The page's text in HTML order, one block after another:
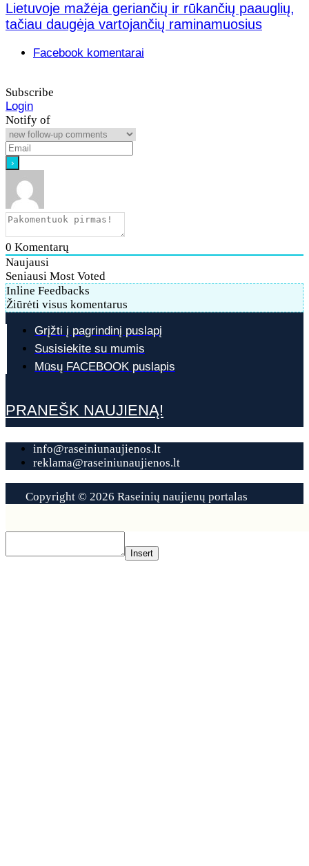
Lietuvoje mažėja geriančių ir rūkančių paauglių,
tačiau daugėja vartojančių raminamuosius
Facebook komentarai
Subscribe
Login
Notify of
0 Komentarų
Naujausi
Seniausi Most Voted
Inline Feedbacks
Žiūrėti visus komentarus
Grįžti į pagrindinį puslapį
Susisiekite su mumis
Mūsų FACEBOOK puslapis
PRANEŠK NAUJIENĄ!
info@raseiniunaujienos.lt
reklama@raseiniunaujienos.lt
Copyright © 2026 Raseinių naujienų portalas
Contact
Insert